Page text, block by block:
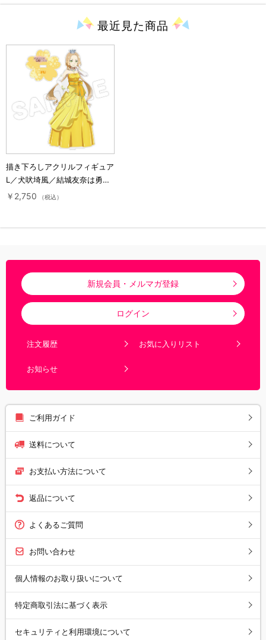
最近見た商品
描き下ろしアクリルフィギュア
L／犬吠埼風／結城友奈は勇者
である
￥2,750 （税込）
新規会員・メルマガ登録
ログイン
注文履歴 お気に入りリスト
お知らせ
ご利用ガイド
送料について
お支払い方法について
返品について
よくあるご質問
お問い合わせ
個人情報のお取り扱いについて
特定商取引法に基づく表示
セキュリティと利用環境について